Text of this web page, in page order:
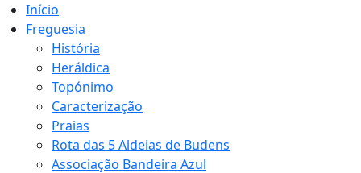
Início
Freguesia
História
Heráldica
Topónimo
Caracterização
Praias
Rota das 5 Aldeias de Budens
Associação Bandeira Azul